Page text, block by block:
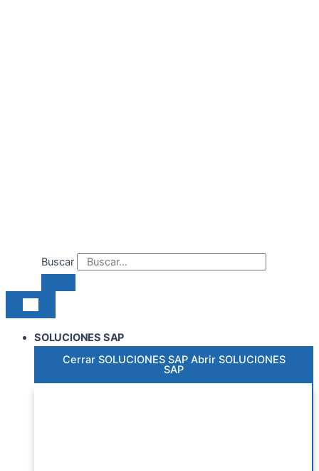
Buscar
SOLUCIONES SAP
Cerrar SOLUCIONES SAP Abrir SOLUCIONES
SAP